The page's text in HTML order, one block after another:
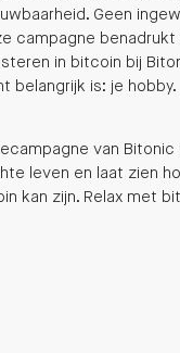
Geen
campagne
in bitcoin bij
belangrijk is: je hobby.
van Bitonic
leven en laat zien
kan zijn. Relax met